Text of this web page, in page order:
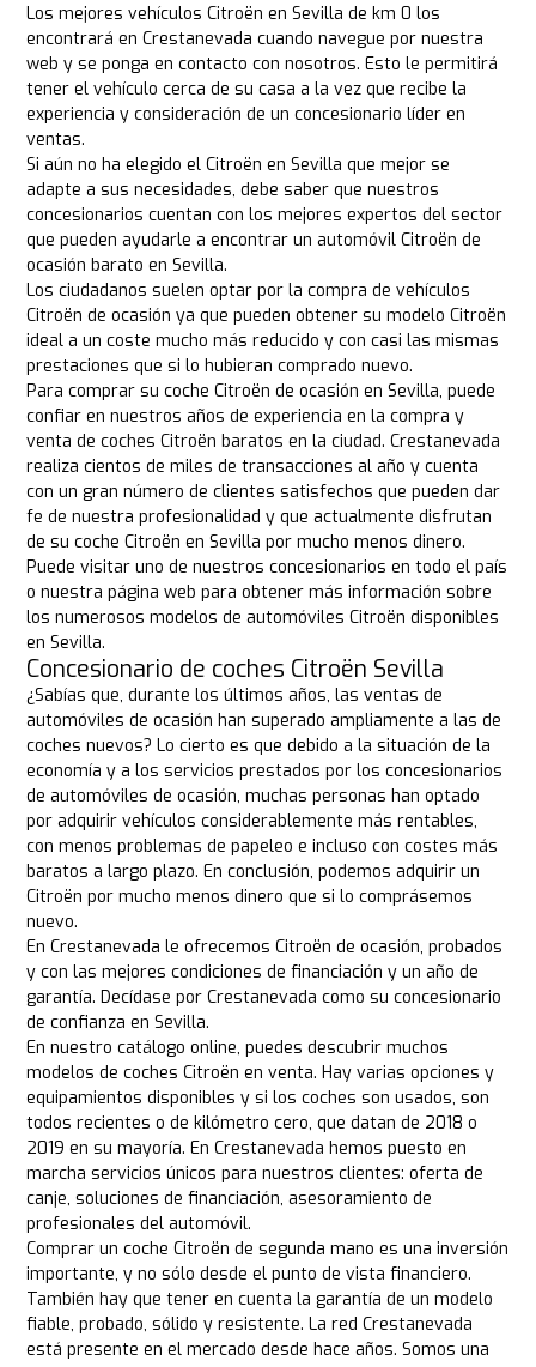
Los mejores vehículos Citroën en Sevilla de km 0 los
encontrará en Crestanevada cuando navegue por nuestra
web y se ponga en contacto con nosotros. Esto le permitirá
tener el vehículo cerca de su casa a la vez que recibe la
experiencia y consideración de un concesionario líder en
ventas.
Si aún no ha elegido el Citroën en Sevilla que mejor se
adapte a sus necesidades, debe saber que nuestros
concesionarios cuentan con los mejores expertos del sector
que pueden ayudarle a encontrar un automóvil Citroën de
ocasión barato en Sevilla.
Los ciudadanos suelen optar por la compra de vehículos
Citroën de ocasión ya que pueden obtener su modelo Citroën
ideal a un coste mucho más reducido y con casi las mismas
prestaciones que si lo hubieran comprado nuevo.
Para comprar su coche Citroën de ocasión en Sevilla, puede
confiar en nuestros años de experiencia en la compra y
venta de coches Citroën baratos en la ciudad. Crestanevada
realiza cientos de miles de transacciones al año y cuenta
con un gran número de clientes satisfechos que pueden dar
fe de nuestra profesionalidad y que actualmente disfrutan
de su coche Citroën en Sevilla por mucho menos dinero.
Puede visitar uno de nuestros concesionarios en todo el país
o nuestra página web para obtener más información sobre
los numerosos modelos de automóviles Citroën disponibles
en Sevilla.
Concesionario de coches Citroën Sevilla
¿Sabías que, durante los últimos años, las ventas de
automóviles de ocasión han superado ampliamente a las de
coches nuevos? Lo cierto es que debido a la situación de la
economía y a los servicios prestados por los concesionarios
de automóviles de ocasión, muchas personas han optado
por adquirir vehículos considerablemente más rentables,
con menos problemas de papeleo e incluso con costes más
baratos a largo plazo. En conclusión, podemos adquirir un
Citroën por mucho menos dinero que si lo comprásemos
nuevo.
En Crestanevada le ofrecemos Citroën de ocasión, probados
y con las mejores condiciones de financiación y un año de
garantía. Decídase por Crestanevada como su concesionario
de confianza en Sevilla.
En nuestro catálogo online, puedes descubrir muchos
modelos de coches Citroën en venta. Hay varias opciones y
equipamientos disponibles y si los coches son usados, son
todos recientes o de kilómetro cero, que datan de 2018 o
2019 en su mayoría. En Crestanevada hemos puesto en
marcha servicios únicos para nuestros clientes: oferta de
canje, soluciones de financiación, asesoramiento de
profesionales del automóvil.
Comprar un coche Citroën de segunda mano es una inversión
importante, y no sólo desde el punto de vista financiero.
También hay que tener en cuenta la garantía de un modelo
fiable, probado, sólido y resistente. La red Crestanevada
está presente en el mercado desde hace años. Somos una